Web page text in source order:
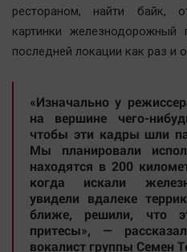
Спорт
Отраслевые темы
Hедвижимость
Образование
Автомобили
XX век: криминальные уроки
Банки
Медиаграмотность
рестораном, найти байк,
картинки
последней локации как раз и
«Изначально у
на вершине чего-
чтобы эти кадры шли
Мы планировали
находятся в 200
когда искали
увидели вдалеке
ближе, решили, что
притесы», —
вокалист группы Семен